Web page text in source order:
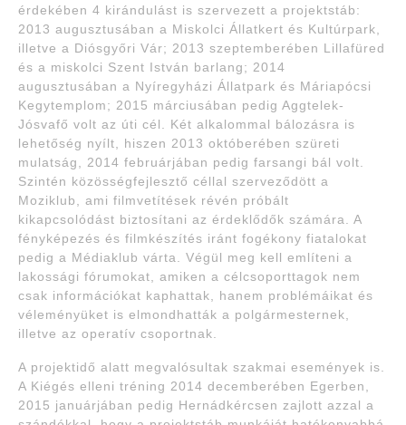
érdekében 4 kirándulást is szervezett a projektstáb:
2013 augusztusában a Miskolci Állatkert és Kultúrpark,
illetve a Diósgyőri Vár; 2013 szeptemberében Lillafüred
és a miskolci Szent István barlang; 2014
augusztusában a Nyíregyházi Állatpark és Máriapócsi
Kegytemplom; 2015 márciusában pedig Aggtelek-
Jósvafő volt az úti cél. Két alkalommal bálozásra is
lehetőség nyílt, hiszen 2013 októberében szüreti
mulatság, 2014 februárjában pedig farsangi bál volt.
Szintén közösségfejlesztő céllal szerveződött a
Moziklub, ami filmvetítések révén próbált
kikapcsolódást biztosítani az érdeklődők számára. A
fényképezés és filmkészítés iránt fogékony fiatalokat
pedig a Médiaklub várta. Végül meg kell említeni a
lakossági fórumokat, amiken a célcsoporttagok nem
csak információkat kaphattak, hanem problémáikat és
véleményüket is elmondhatták a polgármesternek,
illetve az operatív csoportnak.
A projektidő alatt megvalósultak szakmai események is.
A Kiégés elleni tréning 2014 decemberében Egerben,
2015 januárjában pedig Hernádkércsen zajlott azzal a